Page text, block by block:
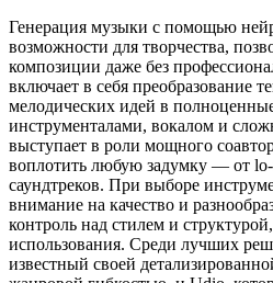
Генерация музыки с помощью
возможности для творчества,
композиции даже без
включает в себя преобразование
мелодических идей в
инструменталами, вокалом и
выступает в роли мощного
воплотить любую задумку — от
саундтреков. При выборе
внимание на качество и
контроль над стилем и
использования. Среди лучших
известный своей